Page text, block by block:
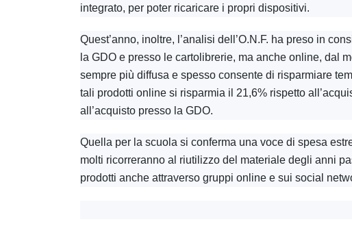
integrato, per poter ricaricare i propri dispositivi.
Quest’anno, inoltre, l’analisi dell’O.N.F. ha preso in
la GDO e presso le cartolibrerie, ma anche online, dal
sempre più diffusa e spesso consente di risparmiare
tali prodotti online si risparmia il 21,6% rispetto
all’acquisto presso la GDO.
Quella per la scuola si conferma una voce di spesa
molti ricorreranno al riutilizzo del materiale degli anni
prodotti anche attraverso gruppi online e sui social